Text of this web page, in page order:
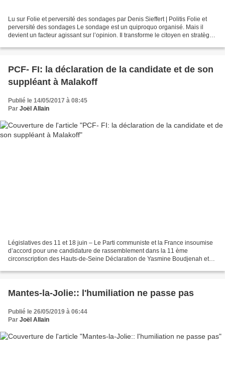
Lu sur Folie et perversité des sondages par Denis Sieffert | Politis Folie et
perversité des sondages Le sondage est un quiproquo organisé. Mais il
devient un facteur agissant sur l’opinion. Il transforme le citoyen en stratège,
PCF- FI: la déclaration de la candidate et de son
suppléant à Malakoff
Publié le 14/05/2017 à 08:45
Par Joël Allain
Législatives des 11 et 18 juin – Le Parti communiste et la France insoumise
d’accord pour une candidature de rassemblement dans la 11 ème
circonscription des Hauts-de-Seine Déclaration de Yasmine Boudjenah et
Mantes-la-Jolie:: l'humiliation ne passe pas
Publié le 26/05/2019 à 06:44
Par Joël Allain